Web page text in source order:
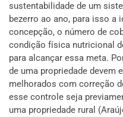
sustentabilidade de um
bezerro ao ano, para isso a
concepção, o número de
condição física nutricional
para alcançar essa meta.
de uma propriedade devem
melhorados com correção
esse controle seja
uma propriedade rural